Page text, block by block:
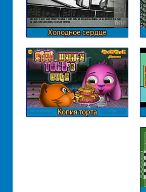
Холодное сердце
Копия торта